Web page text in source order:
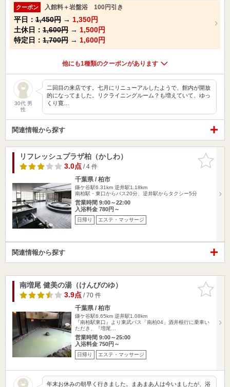
クーポン 入館料＋岩盤浴 100円引き
平日： 1,450円 → 1,350円
土休日： 1,600円 → 1,500円
特定日： 1,700円 → 1,600円
他にも1種類のクーポンがあります
30代 男
性
二回目の来店です。七月にリニューアルしたようで、館内が開放
的になってました。リクライニングルーム？も増えていて、ゆっ
くり寛…
関連情報から探す
お気に入
りに追加
リフレッシュプラザ柏（かしわ）
3.0点/ 4 件
千葉県 / 柏市
鎌ケ谷駅6.31km 逆井駅1.18km
南柏駅・東口からバス20分、逆井駅からタクシー5分
営業時間 9:00～22:00
入浴料金 780円～
日帰り エステ・マッサージ
関連情報から探す
お気に入
りに追加
南増尾 健美の湯（けんびのゆ）
3.9点/ 70 件
千葉県 / 柏市
鎌ケ谷駅6.65km 逆井駅1.08km
『南柏駅東口』より東武バス「南柏04」酒井根行に乗車い
ただき、『増尾…
営業時間 9:00～25:00
入浴料金 750円～
日帰り エステ・マッサージ
年末お休みの朝早く行きました。まあまあ人は今いましたが、浴